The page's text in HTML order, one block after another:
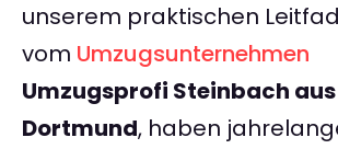
unserem praktischen
vom Umzugsunternehmen
Umzugsprofi Steinbach aus
Dortmund, haben